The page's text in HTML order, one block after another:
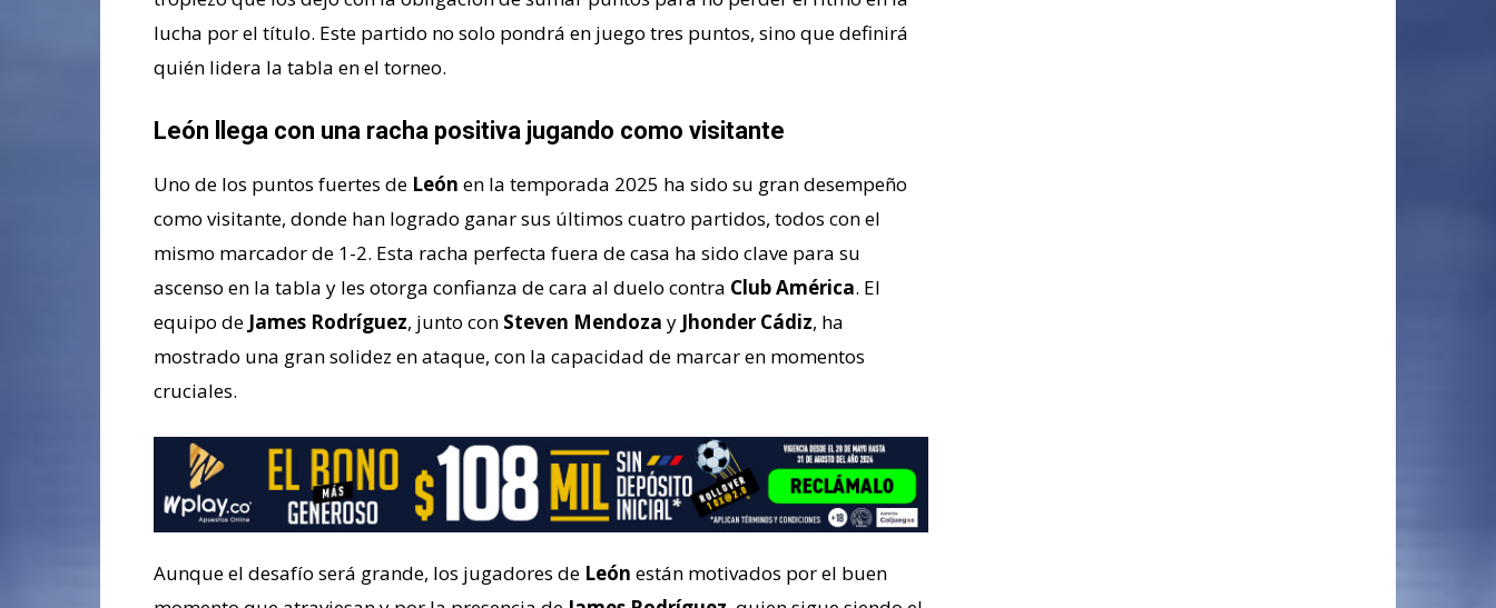
lucha por el título. Este partido no solo pondrá en juego tres puntos, sino que definirá
quién lidera la tabla en el torneo.
León llega con una racha positiva jugando como visitante
Uno de los puntos fuertes de León en la temporada 2025 ha sido su gran desempeño
como visitante, donde han logrado ganar sus últimos cuatro partidos, todos con el
mismo marcador de 1-2. Esta racha perfecta fuera de casa ha sido clave para su
ascenso en la tabla y les otorga confianza de cara al duelo contra Club América. El
equipo de James Rodríguez, junto con Steven Mendoza y Jhonder Cádiz, ha
mostrado una gran solidez en ataque, con la capacidad de marcar en momentos
cruciales.
Aunque el desafío será grande, los jugadores de León están motivados por el buen